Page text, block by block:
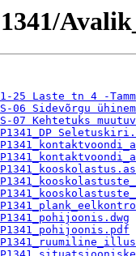
25 Laste tn 4 -
06 Sidevõrgu
07 Kehtetuks